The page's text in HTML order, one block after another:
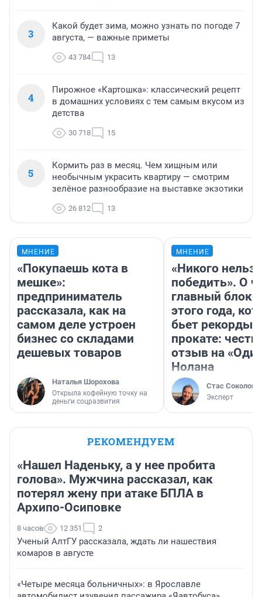
3
Какой будет зима, можно узнать по погоде 7
августа, — важные приметы
43 784 13
4
Пирожное «Картошка»: классический рецепт
в домашних условиях с тем самым вкусом из
детства
30 718 15
5
Кормить раз в месяц. Чем хищным или
необычным украсить квартиру — смотрим
зелёное разнообразие на выставке экзотики
26 812 13
МНЕНИЕ
«Покупаешь кота в
мешке»:
предприниматель
рассказала, как на
самом деле устроен
бизнес со складами
дешевых товаров
Наталья Шорохова
Открыла кофейную точку на
деньги соцразвития
МНЕНИЕ
«Никого нельзя
победить». О
главный
этого года,
бьет рекорды в
прокате:
отзыв на
Нолана
Стас Соколов
Эксперт
РЕКОМЕНДУЕМ
«Нашел Наденьку, а у нее пробита
голова». Мужчина рассказал, как
потерял жену при атаке БПЛА в
Архипо-Осиповке
8 часов 12 351 2
Ученый АлтГУ рассказала, ждать ли нашествия
комаров в августе
«Четыре месяца больничных»: в Ярославле